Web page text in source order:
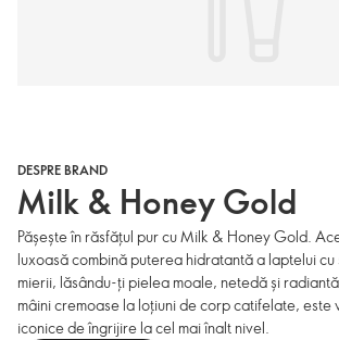
DESPRE BRAND
Milk & Honey Gold
Pășește în răsfățul pur cu Milk & Honey Gold.
luxoasă combină puterea hidratantă a laptelui
mierii, lăsându-ți pielea moale, netedă și
mâini cremoase la loțiuni de corp catifelate,
iconice de îngrijire la cel mai înalt nivel.